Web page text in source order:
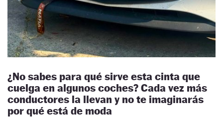
¿No sabes para qué sirve esta cinta que
cuelga en algunos coches? Cada vez más
conductores la llevan y no te imaginarás
por qué está de moda